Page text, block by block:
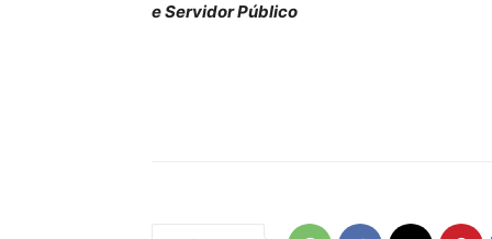
e Servidor Público